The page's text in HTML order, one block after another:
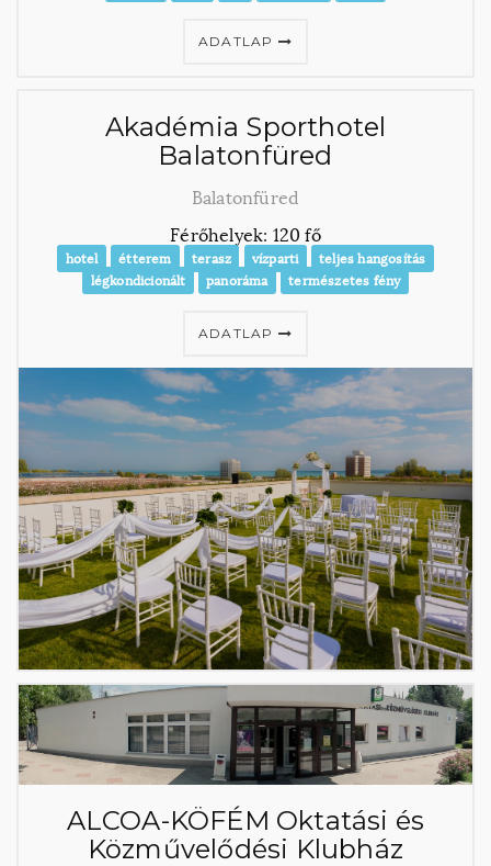
ADATLAP
Akadémia Sporthotel
Balatonfüred
Balatonfüred
Férőhelyek: 120 fő
hotel étterem terasz vízparti
teljes hangosítás
légkondicionált
panoráma természetes fény
ADATLAP
ALCOA-KÖFÉM Oktatási és
Közművelődési Klubház